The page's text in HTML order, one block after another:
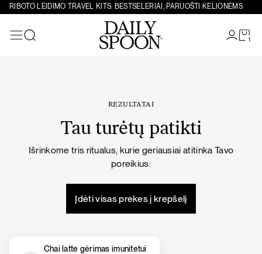
Eiti prie turinio
RIBOTO LEIDIMO TRAVEL KITS: BESTSELERIAI, PARUOŠTI KELIONĖMS
1
REZULTATAI
Tau turėtų patikti
Išrinkome tris ritualus, kurie geriausiai atitinka Tavo
poreikius:
Įdėti visas prekes į krepšelį
Chai latte gėrimas imunitetui